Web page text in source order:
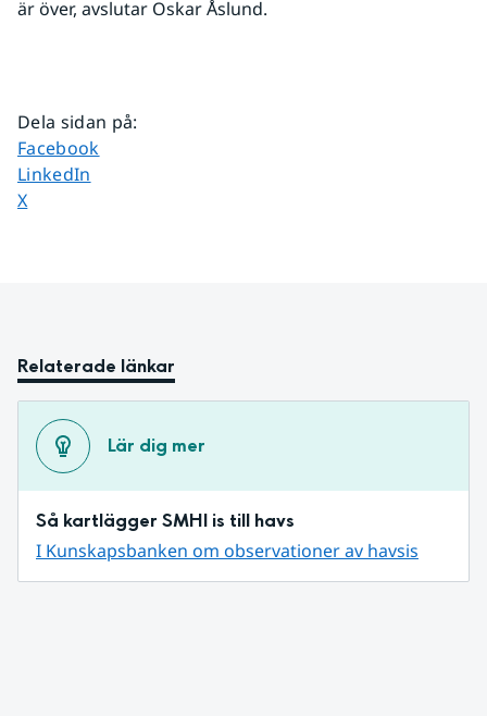
är över, avslutar Oskar Åslund.
Dela sidan på:
Dela sidan på
Facebook
Dela sidan på
LinkedIn
Dela sidan på
X
Relaterade länkar
Lär dig mer
Så kartlägger SMHI is till havs
I Kunskapsbanken om observationer av havsis